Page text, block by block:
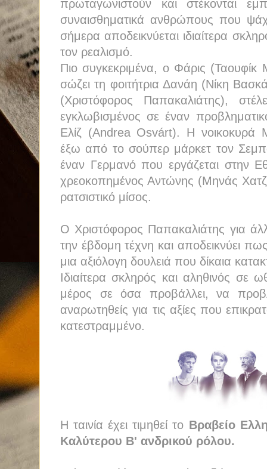
πρωταγωνιστούν και στέκονται
συναισθηματικά ανθρώπους που
σήμερα αποδεικνύεται ιδιαίτερα
τον ρεαλισμό.
Πιο συγκεκριμένα, ο Φάρις
σώζει τη φοιτήτρια Δανάη (Νίκη
(Χριστόφορος Παπακαλιάτης),
εγκλωβισμένος σε έναν
Ελίζ (Andrea Osvárt). Η νοικοκυρά
έξω από το σούπερ μάρκετ τον
έναν Γερμανό που εργάζεται στην
χρεοκοπημένος Αντώνης (Μηνάς
ρατσιστικό μίσος.
Ο Χριστόφορος Παπακαλιάτης για
την έβδομη τέχνη και αποδεικνύει
μια αξιόλογη δουλειά που δίκαια
Ιδιαίτερα σκληρός και αληθινός
μέρος σε όσα προβάλλει, να
αναρωτηθείς για τις αξίες που
κατεστραμμένο.
Η ταινία έχει τιμηθεί το Βραβείο
Καλύτερου Β' ανδρικού ρόλου.